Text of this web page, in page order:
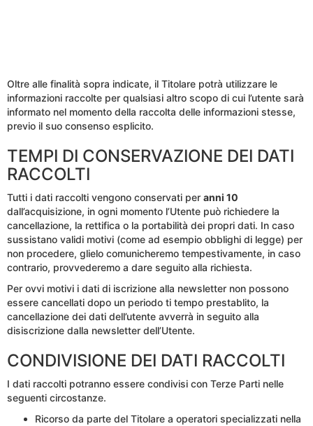
Oltre alle finalità sopra indicate, il Titolare potrà utilizzare le
informazioni raccolte per qualsiasi altro scopo di cui l’utente sarà
informato nel momento della raccolta delle informazioni stesse,
previo il suo consenso esplicito.
TEMPI DI CONSERVAZIONE DEI DATI
RACCOLTI
Tutti i dati raccolti vengono conservati per anni 10
dall’acquisizione, in ogni momento l’Utente può richiedere la
cancellazione, la rettifica o la portabilità dei propri dati. In caso
sussistano validi motivi (come ad esempio obblighi di legge) per
non procedere, glielo comunicheremo tempestivamente, in caso
contrario, provvederemo a dare seguito alla richiesta.
Per ovvi motivi i dati di iscrizione alla newsletter non possono
essere cancellati dopo un periodo ti tempo prestablito, la
cancellazione dei dati dell’utente avverrà in seguito alla
disiscrizione dalla newsletter dell’Utente.
CONDIVISIONE DEI DATI RACCOLTI
I dati raccolti potranno essere condivisi con Terze Parti nelle
seguenti circostanze.
Ricorso da parte del Titolare a operatori specializzati nella